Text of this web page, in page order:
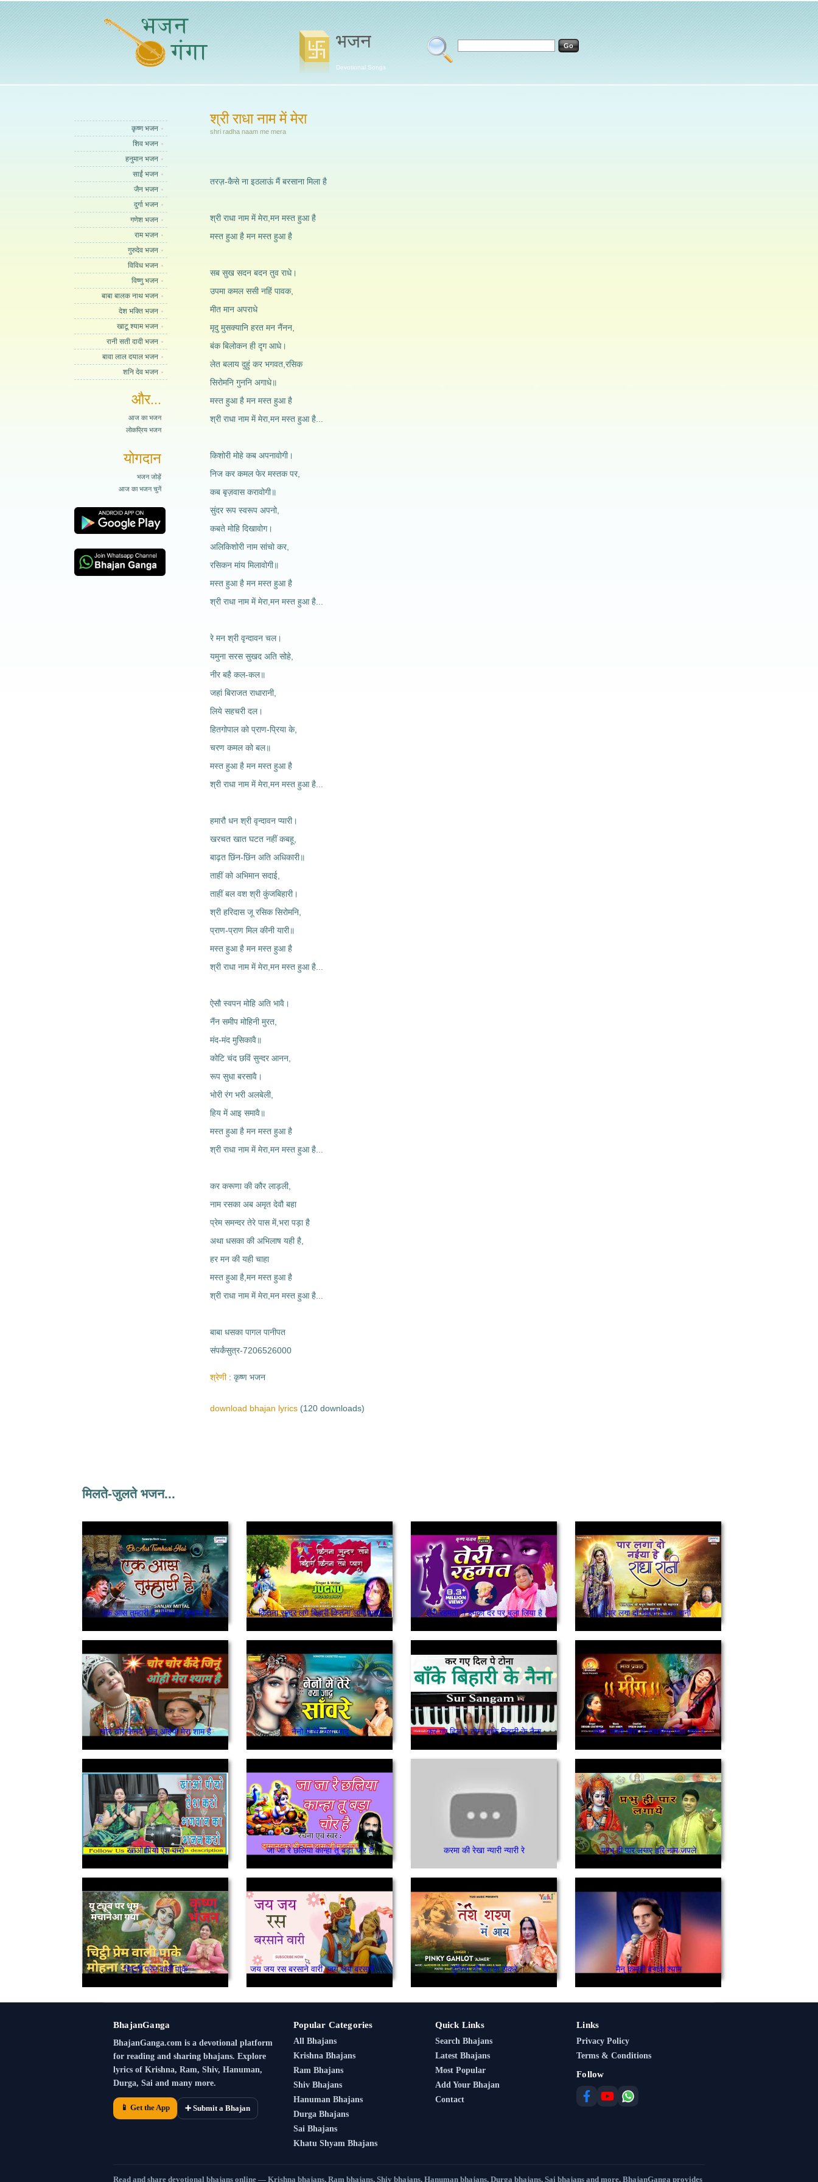
भजन
Devotional Songs
कृष्ण भजन
शिव भजन
हनुमान भजन
साईं भजन
जैन भजन
दुर्गा भजन
गणेश भजन
राम भजन
गुरुदेव भजन
विविध भजन
विष्णु भजन
बाबा बालक नाथ भजन
देश भक्ति भजन
खाटू श्याम भजन
रानी सती दादी भजन
बावा लाल दयाल भजन
शनि देव भजन
और...
आज का भजन
लोकप्रिय भजन
योगदान
भजन जोड़ें
आज का भजन चुनें
श्री राधा नाम में मेरा
shri radha naam me mera
तरज़-कैसे ना इठलाऊं मैं बरसाना मिला है
श्री राधा नाम में मेरा,मन मस्त हुआ है
मस्त हुआ है मन मस्त हुआ है
सब सुख सदन बदन तुव राधे।
उपमा कमल ससी नहिं पावक,
मीत मान अपराधे
मृदु मुसक्यानि हरत मन नैंनन,
बंक बिलोकन ही दृग आधे।
लेत बलाय दुहुं कर भगवत,रसिक
सिरोमनि गुननि अगाधे॥
मस्त हुआ है मन मस्त हुआ है
श्री राधा नाम में मेरा,मन मस्त हुआ है...
किशोरी मोहे कब अपनावोगी।
निज कर कमल फेर मस्तक पर,
कब बृज़वास करावोगी॥
सुंदर रूप स्वरूप अपनो,
कबते मोहि दिखावोग।
अलिकिशोरी नाम सांचो कर,
रसिकन मांय मिलावोगी॥
मस्त हुआ है मन मस्त हुआ है
श्री राधा नाम में मेरा,मन मस्त हुआ है...
रे मन श्री वृन्दावन चल।
यमुना सरस सुखद अति सोहे,
नीर बहै कल-कल॥
जहां बिराजत राधारानी,
लिये सहचरी दल।
हितगोपाल को प्राण-प्रिया के,
चरण कमल को बल॥
मस्त हुआ है मन मस्त हुआ है
श्री राधा नाम में मेरा,मन मस्त हुआ है...
हमारौ धन श्री वृन्दावन प्यारी।
खरचत खात घटत नहीं कबहू,
बाढ़त छिंन-छिंन अति अधिकारी॥
ताहीं को अभिमान सदाई,
ताहीं बल वश श्री कुंजबिहारी।
श्री हरिदास जू रसिक सिरोमनि,
प्राण-प्राण मिल कीनी यारी॥
मस्त हुआ है मन मस्त हुआ है
श्री राधा नाम में मेरा,मन मस्त हुआ है...
ऐसौ स्वपन मोहि अति भावै।
नैंन समीप मोहिनी मुरत,
मंद-मंद मुसिकावै॥
कोटि चंद छविं सुन्दर आनन,
रूप सुधा बरसावै।
भोरी रंग भरी अलबेली,
हिय में आइ समावै॥
मस्त हुआ है मन मस्त हुआ है
श्री राधा नाम में मेरा,मन मस्त हुआ है...
कर करूणा की कौर लाड़ली,
नाम रसका अब अमृत देवौ बहा
प्रेम समन्दर तेरे पास में,भरा पड़ा है
अथा धसका की अभिलाष यही है,
हर मन की यही चाहा
मस्त हुआ है,मन मस्त हुआ है
श्री राधा नाम में मेरा,मन मस्त हुआ है...
बाबा धसका पागल पानीपत
संपर्कंसुत्र-7206526000
श्रेणी कृष्ण भजन
download bhajan lyrics (120 downloads)
मिलते-जुलते भजन...
एक आस तुम्हारी है, विश्वास तुम्हारा है कितना सुन्दर लगे बिहारी कितना लागे प्यारा तेरी रहमतों ने हमको दर पर बुला लिया है पार लगा दो नइयाँ हे राधे रानी
चोर चोर कैनदे जीनू ओईयो मेरा शाम है नैनो में तेरे क्या जादू कर गए दिल पे टोना बांके बिहारी के नैना मंदिर जाती मीरा ने सांवरियो मिल गयो रे
खाओ पियो ऐश करो जा जा रे छलिया कान्हा तू बड़ा चोर है करमा की रेखा न्यारी न्यारी रे प्रभु ही पार लगाए हरि नाम जपले
चिट्ठी प्रेम वाली पाके जय जय रस बरसाने वारी, जय जय बरसाने वारी। दुनिया की खा के ठोकरे मैनु कमली बनाके श्याम
BhajanGanga
BhajanGanga.com is a devotional platform
for reading and sharing bhajans. Explore
lyrics of Krishna, Ram, Shiv, Hanuman,
Durga, Sai and many more.
📱 Get the App ➕ Submit a Bhajan
Popular Categories
All Bhajans
Krishna Bhajans
Ram Bhajans
Shiv Bhajans
Hanuman Bhajans
Durga Bhajans
Sai Bhajans
Khatu Shyam Bhajans
Quick Links
Search Bhajans
Latest Bhajans
Most Popular
Add Your Bhajan
Contact
Links
Privacy Policy
Terms & Conditions
Follow
Read and share devotional bhajans online — Krishna bhajans, Ram bhajans, Shiv bhajans, Hanuman bhajans, Durga bhajans, Sai bhajans and more. BhajanGanga provides